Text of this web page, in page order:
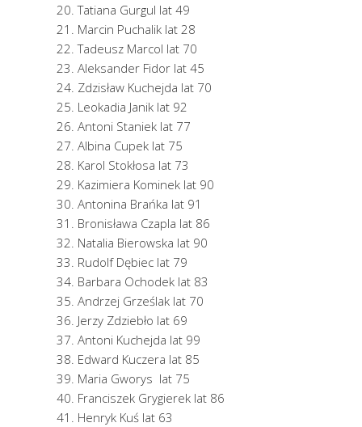
Tatiana Gurgul lat 49
Marcin Puchalik lat 28
Tadeusz Marcol lat 70
Aleksander Fidor lat 45
Zdzisław Kuchejda lat 70
Leokadia Janik lat 92
Antoni Staniek lat 77
Albina Cupek lat 75
Karol Stokłosa lat 73
Kazimiera Kominek lat 90
Antonina Brańka lat 91
Bronisława Czapla lat 86
Natalia Bierowska lat 90
Rudolf Dębiec lat 79
Barbara Ochodek lat 83
Andrzej Grześlak lat 70
Jerzy Zdziebło lat 69
Antoni Kuchejda lat 99
Edward Kuczera lat 85
Maria Gworys lat 75
Franciszek Grygierek lat 86
Henryk Kuś lat 63